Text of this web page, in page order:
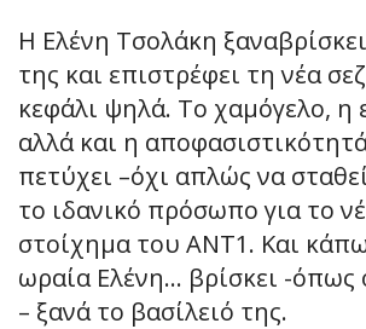
Η Ελένη Τσολάκη
της και επιστρέφει τη νέα
κεφάλι ψηλά. Το χαμόγελο, η
αλλά και η
πετύχει –όχι απλώς να
το ιδανικό πρόσωπο για το
στοίχημα του ΑΝΤ1. Και
ωραία Ελένη… βρίσκει -όπως
– ξανά το βασίλειό της.